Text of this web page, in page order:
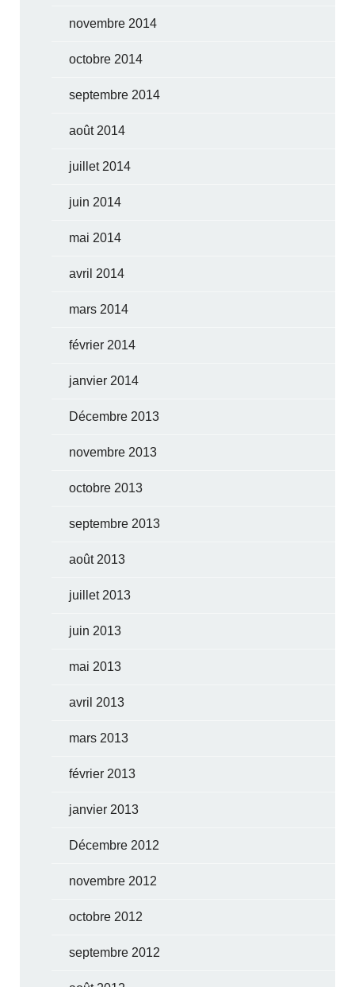
novembre 2014
octobre 2014
septembre 2014
août 2014
juillet 2014
juin 2014
mai 2014
avril 2014
mars 2014
février 2014
janvier 2014
Décembre 2013
novembre 2013
octobre 2013
septembre 2013
août 2013
juillet 2013
juin 2013
mai 2013
avril 2013
mars 2013
février 2013
janvier 2013
Décembre 2012
novembre 2012
octobre 2012
septembre 2012